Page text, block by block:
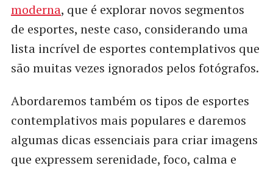
moderna, que é explorar novos segmentos
de esportes, neste caso, considerando uma
lista incrível de esportes contemplativos que
são muitas vezes ignorados pelos fotógrafos.
Abordaremos também os tipos de esportes
contemplativos mais populares e daremos
algumas dicas essenciais para criar imagens
que expressem serenidade, foco, calma e